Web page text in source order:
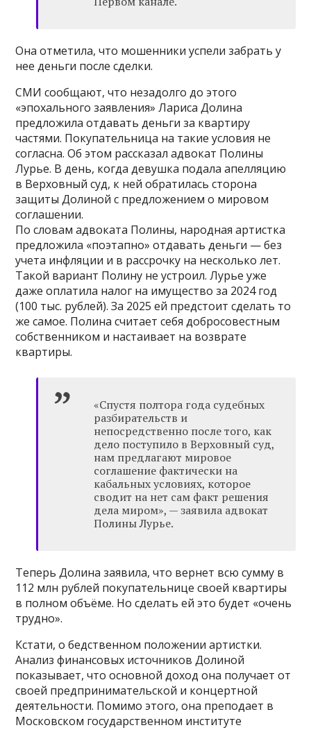
Она отметила, что мошенники успели забрать у
нее деньги после сделки.
СМИ сообщают, что незадолго до этого
«эпохального заявления» Лариса Долина
предложила отдавать деньги за квартиру
частями. Покупательница на такие условия не
согласна. Об этом рассказал адвокат Полины
Лурье. В день, когда девушка подала апелляцию
в Верховный суд, к ней обратилась сторона
защиты Долиной с предложением о мировом
соглашении.
По словам адвоката Полины, народная артистка
предложила «поэтапно» отдавать деньги — без
учета инфляции и в рассрочку на несколько лет.
Такой вариант Полину не устроил. Лурье уже
даже оплатила налог на имущество за 2024 год
(100 тыс. рублей). За 2025 ей предстоит сделать то
же самое. Полина считает себя добросовестным
собственником и настаивает на возврате
квартиры.
«Спустя полтора года судебных
разбирательств и
непосредственно после того, как
дело поступило в Верховный суд,
нам предлагают мировое
соглашение фактически на
кабальных условиях, которое
сводит на нет сам факт решения
дела миром», — заявила адвокат
Полины Лурье.
Теперь Долина заявила, что вернет всю сумму в
112 млн рублей покупательнице своей квартиры
в полном объёме. Но сделать ей это будет «очень
трудно».
Кстати, о бедственном положении артистки.
Анализ финансовых источников Долиной
показывает, что основной доход она получает от
своей предпринимательской и концертной
деятельности. Помимо этого, она преподает в
Московском государственном институте